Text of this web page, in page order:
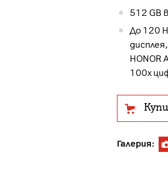
512 GB
До 120
HONOR
100x
Галерия: